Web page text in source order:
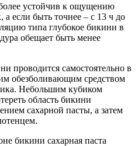
устойчив к ощущению
а если быть точнее – с 13 ч до
типа глубокое бикини в
обещает быть менее
проводится самостоятельно в
обезболивающим средством
Небольшим кубиком
область бикини
сахарной пасты, а затем
бикини сахарная паста